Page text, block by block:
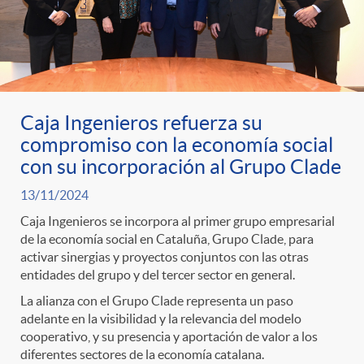
r
a
S
a
l
a
n
p
o
r
c
a
t
e
n
i
d
o
A
n
i
c
a
d
o
r
d
Caja Ingenieros refuerza su
compromiso con la economía social
con su incorporación al Grupo Clade
13/11/2024
Caja Ingenieros se incorpora al primer grupo empresarial
de la economía social en Cataluña, Grupo Clade, para
activar sinergias y proyectos conjuntos con las otras
entidades del grupo y del tercer sector en general.
La alianza con el Grupo Clade representa un paso
adelante en la visibilidad y la relevancia del modelo
cooperativo, y su presencia y aportación de valor a los
diferentes sectores de la economía catalana.